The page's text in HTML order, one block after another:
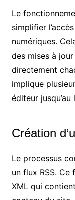
Le
simplifier
numériques.
des mises à
directement
implique
éditeur
Création
Le processus
un flux RSS.
XML qui